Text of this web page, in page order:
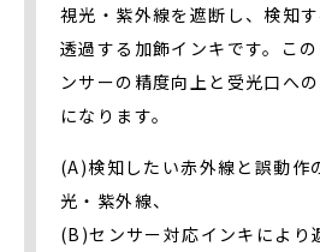
視光・紫外線を遮断し、検知
透過する加飾インキです。こ
ンサーの精度向上と受光口へ
になります。
(A)検知したい赤外線と誤動作
光・紫外線、
(B)センサー対応インキにより